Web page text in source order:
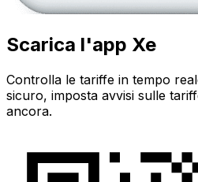
Scarica l'app Xe
Controlla le tariffe in tempo
sicuro, imposta avvisi sulle
ancora.